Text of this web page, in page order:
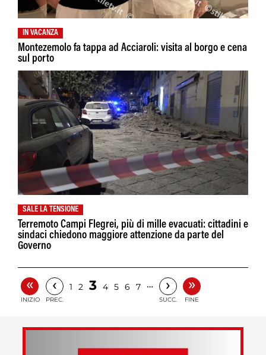
IN VACANZA
Montezemolo fa tappa ad Acciaroli: visita al borgo e cena
sul porto
SALE LA TENSIONE
Terremoto Campi Flegrei, più di mille evacuati: cittadini e
sindaci chiedono maggiore attenzione da parte del
Governo
«
INIZIO
‹
PREC.
1 2 3 4 5 6 7 … ›
SUCC.
»
FINE